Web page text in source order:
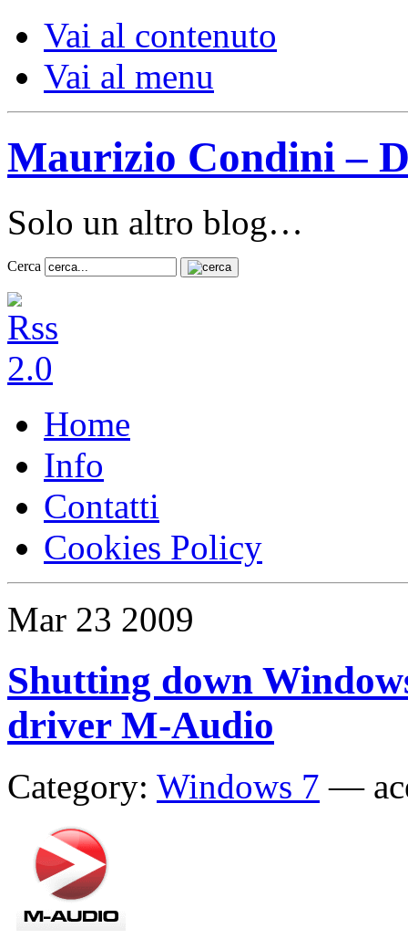
Vai al contenuto
Vai al menu
Maurizio Condini –
Solo un altro blog…
Cerca
Home
Info
Contatti
Cookies Policy
Mar 23 2009
Shutting down
driver M-Audio
Category: Windows 7 —